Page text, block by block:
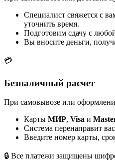
Специалист свяжется с
уточнить время.
Подготовим сдачу с
Вы вносите деньги,
💳
Безналичный расчет
При самовывозе или
Карты МИР, Visa и
Система перенаправит
Введите номер карты,
🔒 Все платежи защищены